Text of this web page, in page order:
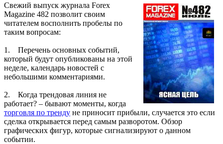
Свежий выпуск журнала Forex
Magazine 482 позволит своим
читателем восполнить пробелы по
таким вопросам:
1. Перечень основных событий,
который будут опубликованы на этой
неделе, календарь новостей с
небольшими комментариями.
2. Когда трендовая линия не
работает? – бывают моменты, когда
торговля по тренду не приносит прибыли, случается это если
сделка открывается перед самым разворотом. Обзор
графических фигур, которые сигнализируют о данном
событии.